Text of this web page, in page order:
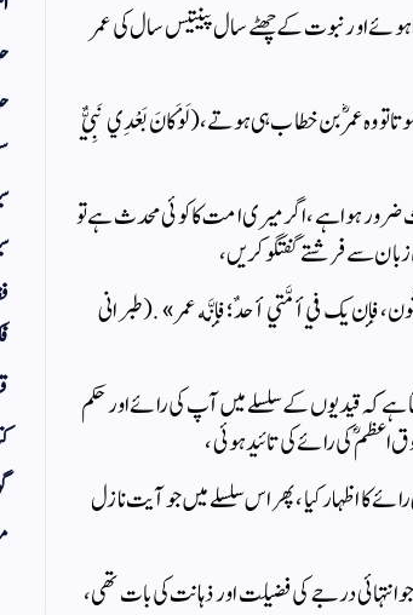
سال بعد مکہ مکرمہ میں پیدا ہوئے اور نبوت کے چھٹے سال پینتیس سال کی عمر
تو وہ عمرؓ بن خطاب ہی ہوتے،( لَوْ كَانَ بَعْدِي نَبِيٌّ
ضرور ہوا ہے، اگر میری امت کا کوئی محدث ہے تو
سے فرشتے گفتگو کریں،
فإِن يك في أمَّتي أحدٌ؛ فإِنَّه عمر».(طبرانی
ہے کہ قیدیوں کے سلسلے میں آپ کی رائے اور حکم
کی رائے کی تائید ہوئی ،
اظہار کیا ، پھر اس سلسلے میں جو آیت نازل
درجے کی فضیلت اور ذہانت کی بات تھی ،